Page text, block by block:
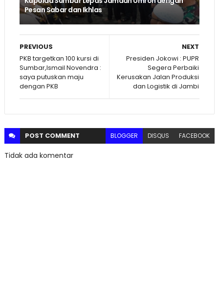
Pesan Sabar dan Ikhlas
NEXT
Presiden Jokowi : PUPR
Segera Perbaiki
Kerusakan Jalan Produksi
dan Logistik di Jambi
PREVIOUS
PKB targetkan 100 kursi di
Sumbar,Ismail Novendra :
saya putuskan maju
dengan PKB
POST COMMENT BLOGGER DISQUS FACEBOOK
Tidak ada komentar